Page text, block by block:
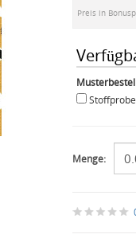
Preis in
Menge: